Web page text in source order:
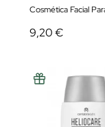
Cosmética Facial
9,20 €